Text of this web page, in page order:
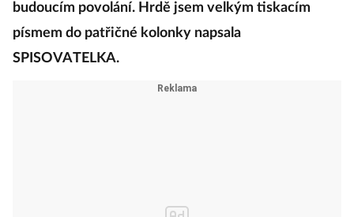
budoucím povolání. Hrdě jsem velkým tiskacím
písmem do patřičné kolonky napsala
SPISOVATELKA.